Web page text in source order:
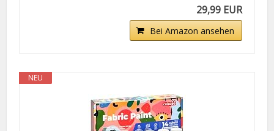
29,99 EUR
Bei Amazon ansehen
NEU